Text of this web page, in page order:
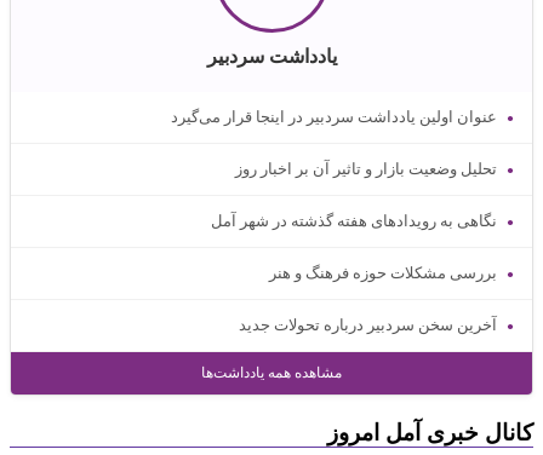
یادداشت سردبیر
عنوان اولین یادداشت سردبیر در اینجا قرار می‌گیرد
تحلیل وضعیت بازار و تاثیر آن بر اخبار روز
نگاهی به رویدادهای هفته گذشته در شهر آمل
بررسی مشکلات حوزه فرهنگ و هنر
آخرین سخن سردبیر درباره تحولات جدید
مشاهده همه یادداشت‌ها
کانال خبری آمل امروز